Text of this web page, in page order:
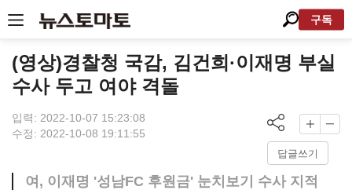
구독
(영상)경찰청 국감, 김건희·이재명 부실
수사 두고 여야 격돌
입력: 2022-10-07 15:23:08
수정: 2022-10-08 19:11:55
답글쓰기
여, 이재명 '성남FC 후원금' 눈치보기 수사 지적